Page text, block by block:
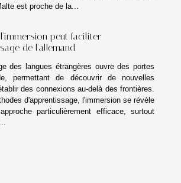
est proche de la...
peut faciliter
de l'allemand
des langues étrangères ouvre des portes
permettant de découvrir de nouvelles
des connexions au-delà des frontières.
d'apprentissage, l'immersion se révèle
particulièrement efficace, surtout